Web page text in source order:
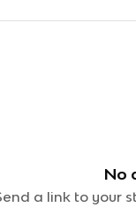
No
a link to your